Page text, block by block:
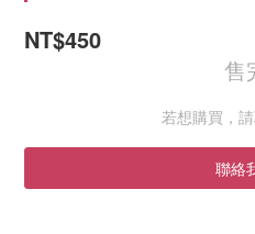
NT$450
售
若想購買，請
聯絡